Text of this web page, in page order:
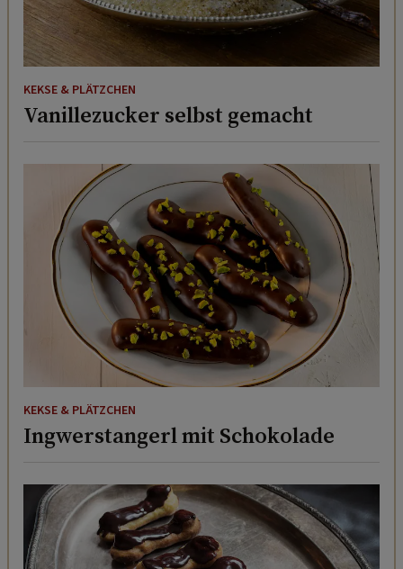
KEKSE & PLÄTZCHEN
Vanillezucker selbst gemacht
KEKSE & PLÄTZCHEN
Ingwerstangerl mit Schokolade